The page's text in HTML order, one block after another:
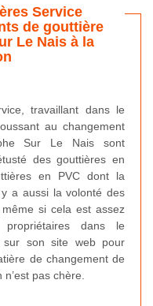
Service
de gouttière
Le Nais à la
travaillant dans le
au changement
Sur Le Nais sont
des gouttières en
en PVC dont la
a aussi la volonté des
si cela est assez
dans le
sur son site web pour
de changement de
pas chère.